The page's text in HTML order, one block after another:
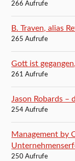
266 Aufrufe
B. Traven, alias
265 Aufrufe
Gott ist
261 Aufrufe
Jason Robards –
254 Aufrufe
Management by
250 Aufrufe